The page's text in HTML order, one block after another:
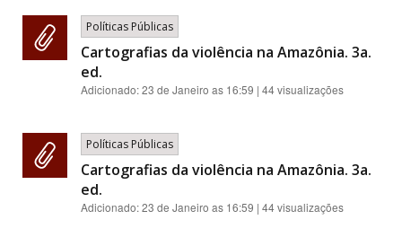
Políticas Públicas
Cartografias da violência na Amazônia. 3a.
ed.
Adicionado:23 de Janeiro as 16:59 | 44 visualizações
Políticas Públicas
Cartografias da violência na Amazônia. 3a.
ed.
Adicionado:23 de Janeiro as 16:59 | 44 visualizações